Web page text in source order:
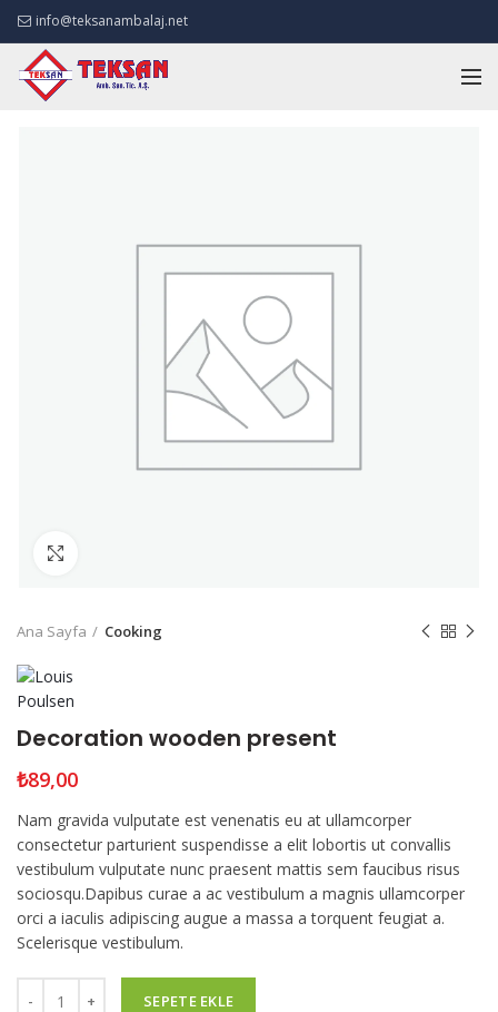
info@teksanambalaj.net
Ana Sayfa Cooking
Decoration wooden present
₺89,00
Nam gravida vulputate est venenatis eu at ullamcorper
consectetur parturient suspendisse a elit lobortis ut convallis
vestibulum vulputate nunc praesent mattis sem faucibus risus
sociosqu.Dapibus curae a ac vestibulum a magnis ullamcorper
orci a iaculis adipiscing augue a massa a torquent feugiat a.
Scelerisque vestibulum.
SEPETE EKLE